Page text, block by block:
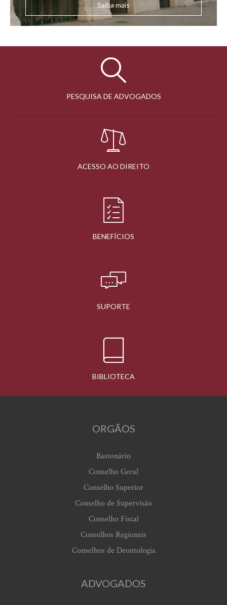
Saiba mais
PESQUISA DE ADVOGADOS
ACESSO AO DIREITO
BENEFÍCIOS
SUPORTE
BIBLIOTECA
ORGÃOS
Bastonário
Conselho Geral
Conselho Superior
Conselho de Supervisão
Conselho Fiscal
Conselhos Regionais
Conselhos de Deontologia
ADVOGADOS